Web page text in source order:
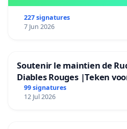
227 signatures
7 Jun 2026
Soutenir le maintien de
Diables Rouges |Teken
Rudi Garcia als bondscoach
99 signatures
12 Jul 2026